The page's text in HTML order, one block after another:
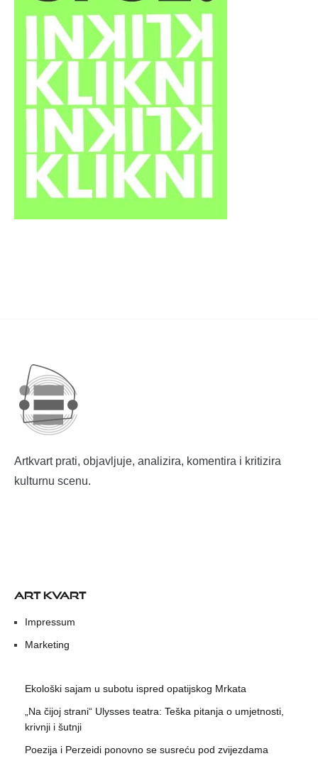
Artkvart prati, objavljuje, analizira, komentira i kritizira
kulturnu scenu.
ART KVART
Impressum
Marketing
Ekološki sajam u subotu ispred opatijskog Mrkata
„Na čijoj strani“ Ulysses teatra: Teška pitanja o umjetnosti,
krivnji i šutnji
Poezija i Perzeidi ponovno se susreću pod zvijezdama